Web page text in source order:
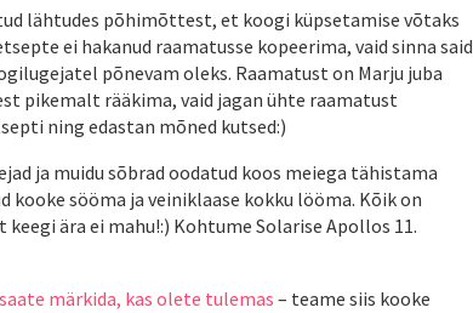
lähtudes põhimõttest, et koogi küpsetamise võtaks
ei hakanud raamatusse kopeerima, vaid sinna said
põnevam oleks. Raamatust on Marju juba
pikemalt rääkima, vaid jagan ühte raamatust
ning edastan mõned kutsed:)
ja muidu sõbrad oodatud koos meiega tähistama
sööma ja veiniklaase kokku lööma. Kõik on
ära ei mahu!:) Kohtume Solarise Apollos 11.
märkida, kas olete tulemas – teame siis kooke